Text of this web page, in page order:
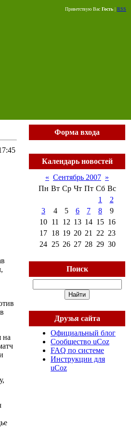
Приветствую Вас Гость | RSS
на
Форма входа
Календарь новостей
« Сентябрь 2007 »
Пн Вт Ср Чт Пт Сб Вс
1
2
3
4 5 6 7 8
9
10 11 12 13 14 15 16
17 18 19 20 21 22 23
24 25 26 27 28 29 30
Поиск
Друзья сайта
Официальный блог
Сообщество uCoz
FAQ по системе
Инструкции для
uCoz